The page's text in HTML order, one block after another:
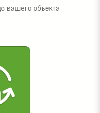
вашего объекта